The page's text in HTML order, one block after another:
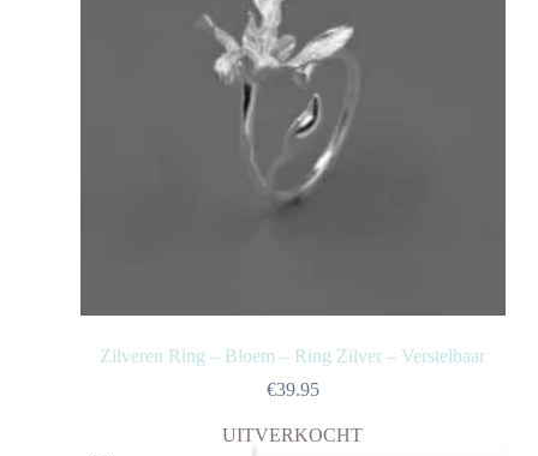
Zilveren Ring – Bloem – Ring Zilver – Verstelbaar
€39.95
UITVERKOCHT